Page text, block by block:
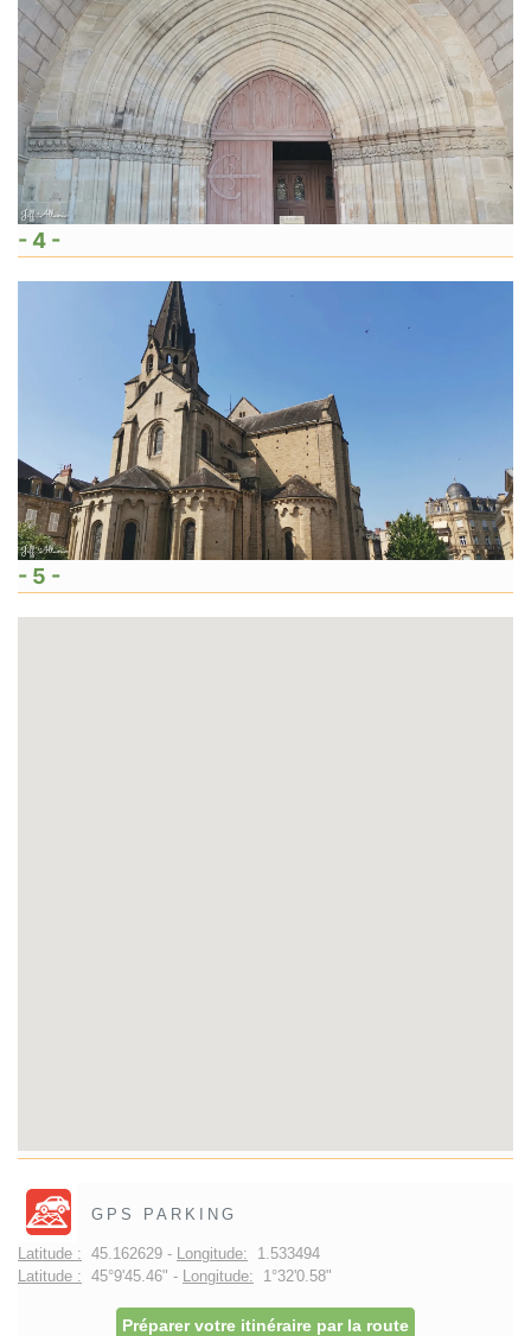
- 4 -
- 5 -
GPS PARKING
Latitude : 45.162629 - Longitude: 1.533494
Latitude : 45°9'45.46" - Longitude: 1°32'0.58"
Préparer votre itinéraire par la route